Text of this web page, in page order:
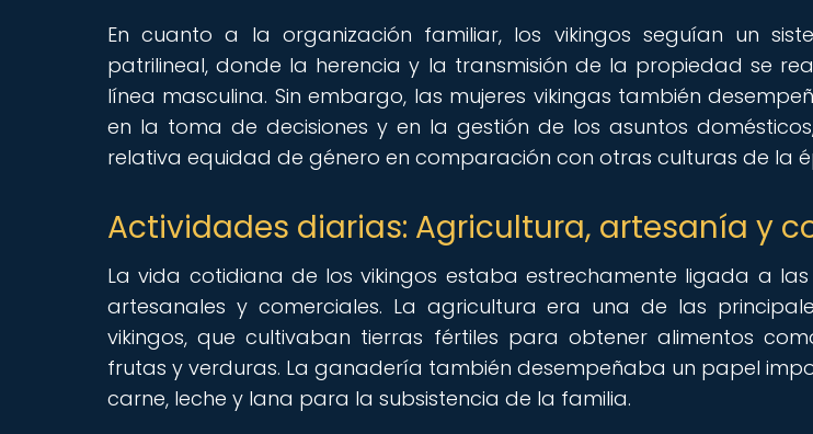
En cuanto a la organización familiar, los vikingos seguían un
patrilineal, donde la herencia y la transmisión de la propiedad se
línea masculina. Sin embargo, las mujeres vikingas también
en la toma de decisiones y en la gestión de los asuntos
relativa equidad de género en comparación con otras culturas de la
Actividades diarias: Agricultura, artesanía y
La vida cotidiana de los vikingos estaba estrechamente ligada a
artesanales y comerciales. La agricultura era una de las
vikingos, que cultivaban tierras fértiles para obtener alimentos
frutas y verduras. La ganadería también desempeñaba un papel
carne, leche y lana para la subsistencia de la familia.